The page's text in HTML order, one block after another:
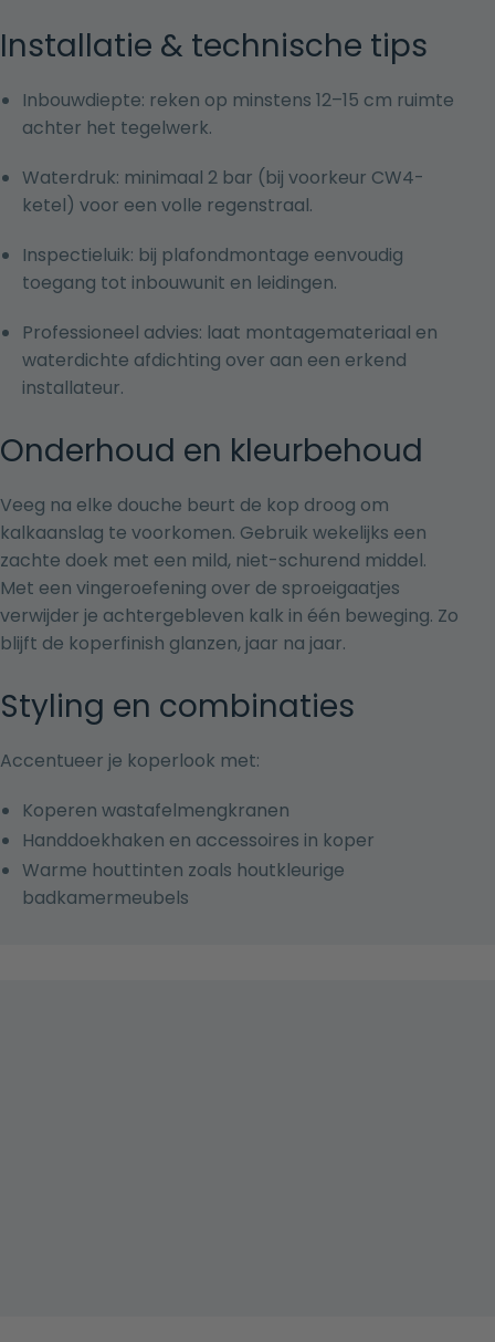
Installatie & technische tips
Inbouwdiepte: reken op minstens 12–15 cm ruimte
achter het tegelwerk.
Waterdruk: minimaal 2 bar (bij voorkeur CW4-
ketel) voor een volle regenstraal.
Inspectieluik: bij plafondmontage eenvoudig
toegang tot inbouwunit en leidingen.
Professioneel advies: laat montagemateriaal en
waterdichte afdichting over aan een erkend
installateur.
Onderhoud en kleurbehoud
Veeg na elke douche beurt de kop droog om
kalkaanslag te voorkomen. Gebruik wekelijks een
zachte doek met een mild, niet-schurend middel.
Met een vingeroefening over de sproeigaatjes
verwijder je achtergebleven kalk in één beweging. Zo
blijft de koperfinish glanzen, jaar na jaar.
Styling en combinaties
Accentueer je koperlook met:
Koperen wastafelmengkranen
Handdoekhaken en accessoires in koper
Warme houttinten zoals houtkleurige
badkamermeubels